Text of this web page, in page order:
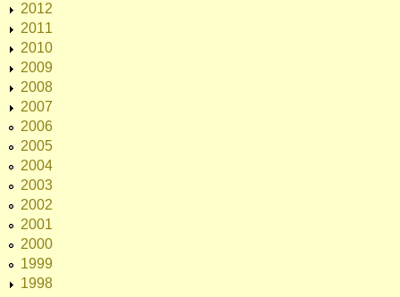
2012
2011
2010
2009
2008
2007
2006
2005
2004
2003
2002
2001
2000
1999
1998